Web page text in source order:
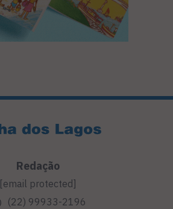
Redação
[email protected]
(22) 99933-2196